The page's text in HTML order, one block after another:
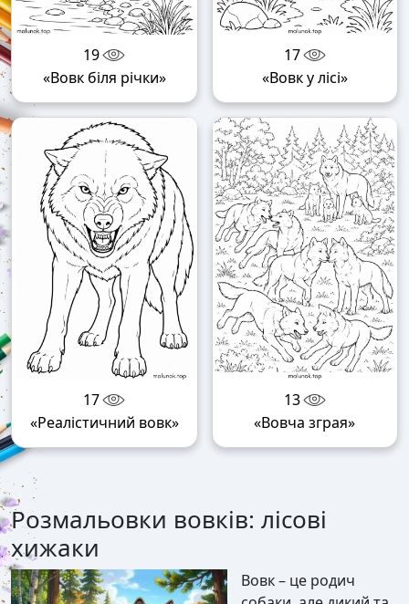
19
«Вовк біля річки»
17
«Вовк у лісі»
17
«Реалістичний вовк»
13
«Вовча зграя»
Розмальовки вовків: лісові
хижаки
Вовк – це родич